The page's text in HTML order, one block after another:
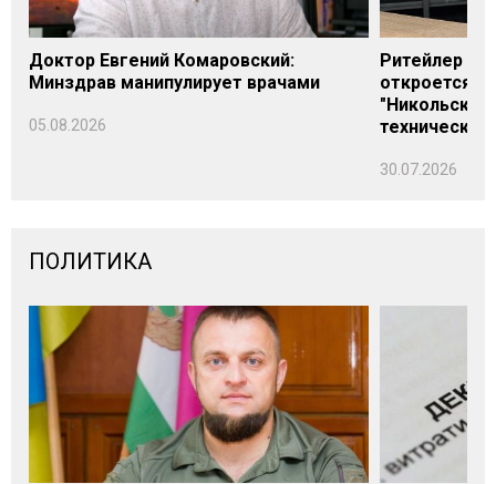
Доктор Евгений Комаровский:
Минздрав манипулирует врачами
05.08.2026
Ритейлер
откроется
технических
30.07.2026
ПОЛИТИКА